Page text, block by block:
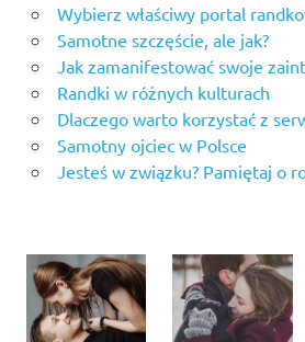
Wybierz właściwy portal
Samotne szczęście, ale jak?
Jak zamanifestować swoje
Randki w różnych kulturach
Dlaczego warto korzystać z
Samotny ojciec w Polsce
Jesteś w związku? Pamiętaj o